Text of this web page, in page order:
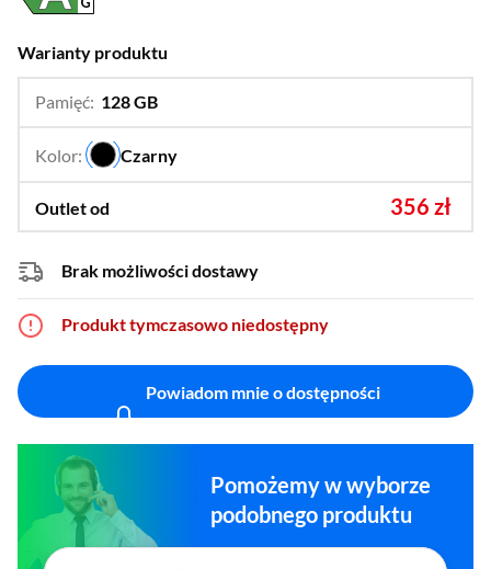
Warianty produktu
Pamięć: 128 GB
Kolor: Czarny
Outlet od 356 zł
Brak możliwości dostawy
Produkt tymczasowo niedostępny
Powiadom mnie o dostępności
Pomożemy w wyborze
podobnego produktu